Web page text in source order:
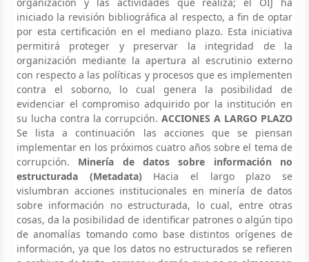
iniciado la revisión bibliográfica al respecto, a fin de optar
por esta certificación en el mediano plazo. Esta iniciativa
permitirá proteger y preservar la integridad de la
organización mediante la apertura al escrutinio externo
con respecto a las políticas y procesos que es implementen
contra el soborno, lo cual genera la posibilidad de
evidenciar el compromiso adquirido por la institución en
su lucha contra la corrupción. ACCIONES A LARGO PLAZO
Se lista a continuación las acciones que se piensan
implementar en los próximos cuatro años sobre el tema de
corrupción. Minería de datos sobre información no
estructurada (Metadata)Hacia el largo plazo se
vislumbran acciones institucionales en minería de datos
sobre información no estructurada, lo cual, entre otras
cosas, da la posibilidad de identificar patrones o algún tipo
de anomalías tomando como base distintos orígenes de
información, ya que los datos no estructurados se refieren